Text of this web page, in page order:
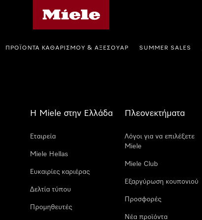
ΠΡΟΪΌΝΤΑ ΚΑΘΑΡΙΣΜΟΎ & ΑΞΕΣΟΥΆΡ SUMMER SALES
Η Miele στην Ελλάδα
Εταιρεία
Miele Hellas
Ευκαιρίες καριέρας
Δελτία τύπου
Προμηθευτές
Πλεονεκτήματα
Λόγοι για να επιλέξετε
Miele
Miele Club
Εξαργύρωση κουπονιού
Προσφορές
Νέα προϊόντα